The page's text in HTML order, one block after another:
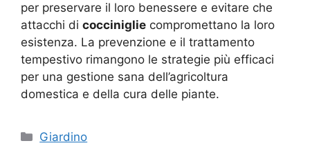
per preservare il loro benessere e evitare che
attacchi di cocciniglie compromettano la loro
esistenza. La prevenzione e il trattamento
tempestivo rimangono le strategie più efficaci
per una gestione sana dell’agricoltura
domestica e della cura delle piante.
Categorie
Giardino